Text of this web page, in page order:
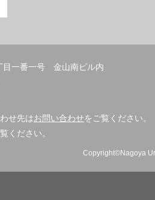
目一番一号 金山南ビル内
FAX︓052-
せ先はお問い合わせをご覧ください。
ください。
Copyright©Nagoya